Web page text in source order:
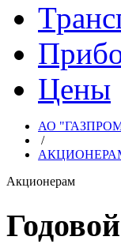
Цены
АО
/
Акционерам